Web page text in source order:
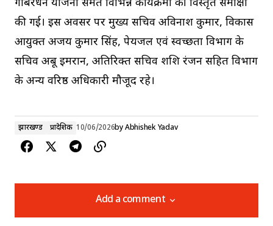
गोबरधन योजना समेत विभिन्न कार्यक्रमों की विस्तृत समीक्षा
की गई। इस अवसर पर मुख्य सचिव अविनाश कुमार, विकास
आयुक्त अजय कुमार सिंह, पेयजल एवं स्वच्छता विभाग के
सचिव अबू इमरान, अतिरिक्त सचिव शशि रंजन सहित विभाग
के अन्य वरिष्ठ अधिकारी मौजूद रहे।
झारखण्ड प्रादेशिक 10/06/2026byAbhishek Yadav
Add a comment
Add a comment